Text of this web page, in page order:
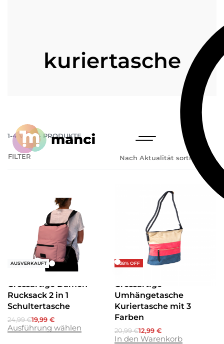
kuriertasche
1-4 VON4 PRODUKTE
Nach Aktualität sortieren
FILTER
-20% OFF
AUSVERKAUFT
Umhängetaschen
Grossartige Damen
Rucksack 2 in 1
Schultertasche
24,99€19,99 €
Ausführung wählen
-38% OFF
Grossartige
Umhängetasche
Kuriertasche mit 3
Farben
20,99€12,99 €
In den Warenkorb